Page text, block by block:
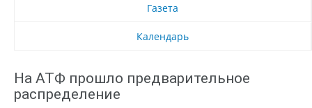
Газета
Календарь
На АТФ прошло предварительное
распределение